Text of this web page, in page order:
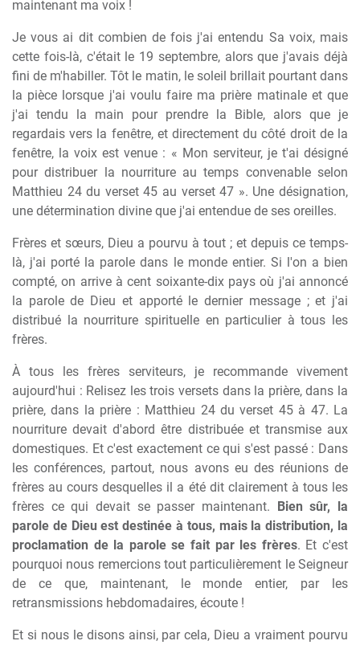
maintenant ma voix !
Je vous ai dit combien de fois j'ai entendu Sa voix, mais
cette fois-là, c'était le 19 septembre, alors que j'avais déjà
fini de m'habiller. Tôt le matin, le soleil brillait pourtant dans
la pièce lorsque j'ai voulu faire ma prière matinale et que
j'ai tendu la main pour prendre la Bible, alors que je
regardais vers la fenêtre, et directement du côté droit de la
fenêtre, la voix est venue : « Mon serviteur, je t'ai désigné
pour distribuer la nourriture au temps convenable selon
Matthieu 24 du verset 45 au verset 47 ». Une désignation,
une détermination divine que j'ai entendue de ses oreilles.
Frères et sœurs, Dieu a pourvu à tout ; et depuis ce temps-
là, j'ai porté la parole dans le monde entier. Si l'on a bien
compté, on arrive à cent soixante-dix pays où j'ai annoncé
la parole de Dieu et apporté le dernier message ; et j'ai
distribué la nourriture spirituelle en particulier à tous les
frères.
À tous les frères serviteurs, je recommande vivement
aujourd'hui : Relisez les trois versets dans la prière, dans la
prière, dans la prière : Matthieu 24 du verset 45 à 47. La
nourriture devait d'abord être distribuée et transmise aux
domestiques. Et c'est exactement ce qui s'est passé : Dans
les conférences, partout, nous avons eu des réunions de
frères au cours desquelles il a été dit clairement à tous les
frères ce qui devait se passer maintenant. Bien sûr, la
parole de Dieu est destinée à tous, mais la distribution, la
proclamation de la parole se fait par les frères. Et c'est
pourquoi nous remercions tout particulièrement le Seigneur
de ce que, maintenant, le monde entier, par les
retransmissions hebdomadaires, écoute !
Et si nous le disons ainsi, par cela, Dieu a vraiment pourvu